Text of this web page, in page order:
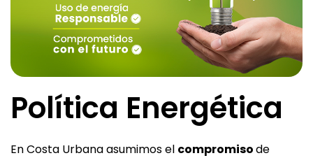
Beneficios
Promociones y Actividades
Cine
Fitness
Política Energética
En Costa Urbana asumimos el compromisode